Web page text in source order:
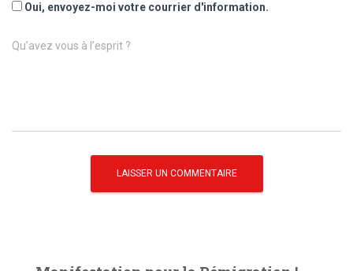
Oui, envoyez-moi votre courrier d'information.
Qu’avez vous à l’esprit ?